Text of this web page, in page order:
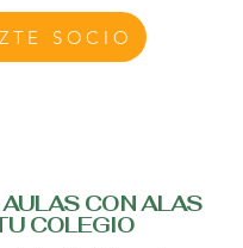
SOCIO
CON ALAS
COLEGIO